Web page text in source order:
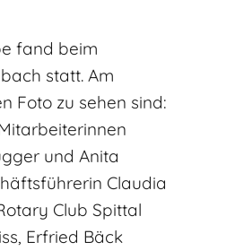
fand beim
statt. Am
Foto zu sehen sind:
und Anita
Claudia
Club Spittal
Erfried Bäck